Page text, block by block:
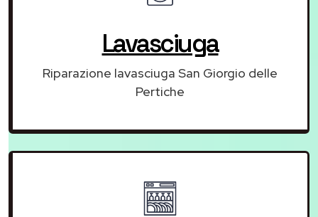
Lavasciuga
Riparazione lavasciuga San Giorgio delle
Pertiche